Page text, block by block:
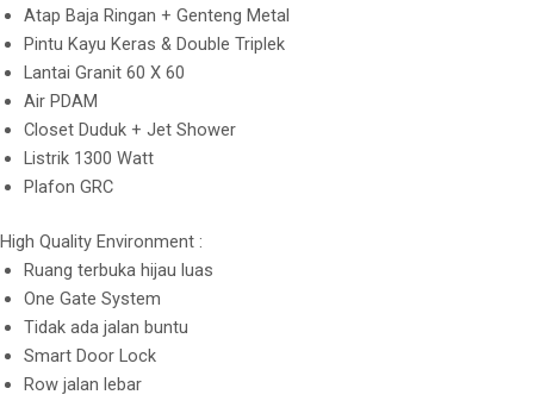
Atap Baja Ringan + Genteng Metal
Pintu Kayu Keras & Double Triplek
Lantai Granit 60 X 60
Air PDAM
Closet Duduk + Jet Shower
Listrik 1300 Watt
Plafon GRC
High Quality Environment :
Ruang terbuka hijau luas
One Gate System
Tidak ada jalan buntu
Smart Door Lock
Row jalan lebar